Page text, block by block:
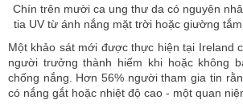
Chín trên mười ca ung thư da có nguyên
tia UV từ ánh nắng mặt trời hoặc giường
Một khảo sát mới được thực hiện tại Ireland
người trưởng thành hiếm khi hoặc không
chống nắng. Hơn 56% người tham gia tin
có nắng gắt hoặc nhiệt độ cao - một quan